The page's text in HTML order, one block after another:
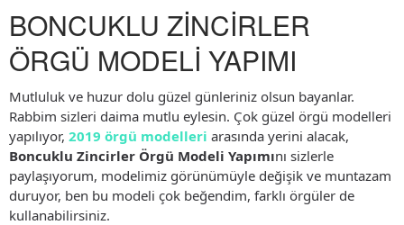
BONCUKLU ZİNCİRLER
ÖRGÜ MODELİ YAPIMI
Mutluluk ve huzur dolu güzel günleriniz olsun bayanlar.
Rabbim sizleri daima mutlu eylesin. Çok güzel örgü modelleri
yapılıyor, 2019 örgü modelleri arasında yerini alacak,
Boncuklu Zincirler Örgü Modeli Yapımını sizlerle
paylaşıyorum, modelimiz görünümüyle değişik ve muntazam
duruyor, ben bu modeli çok beğendim, farklı örgüler de
kullanabilirsiniz.